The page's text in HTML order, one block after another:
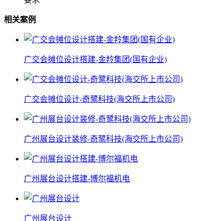
相关案例
广交会摊位设计搭建-金羚集团(国有企业)
广交会摊位设计-奇鹭科技(海交所上市公司)
广州展台设计装修-奇鹭科技(海交所上市公司)
广州展台设计搭建-博尔福机电
广州展台设计